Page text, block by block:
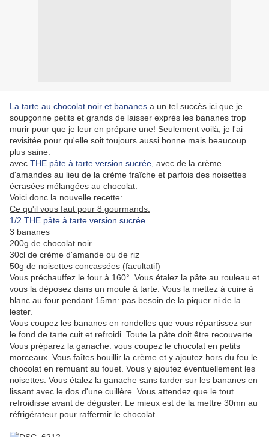
La tarte au chocolat noir et bananes a un tel succès ici que je
soupçonne petits et grands de laisser exprès les bananes trop
murir pour que je leur en prépare une! Seulement voilà, je l'ai
revisitée pour qu'elle soit toujours aussi bonne mais beaucoup
plus saine:
avec THE pâte à tarte version sucrée , avec de la crème
d'amandes au lieu de la crème fraîche et parfois des noisettes
écrasées mélangées au chocolat.
Voici donc la nouvelle recette:
Ce qu'il vous faut pour 8 gourmands:
1/2 THE pâte à tarte version sucrée
3 bananes
200g de chocolat noir
30cl de crème d'amande ou de riz
50g de noisettes concassées (facultatif)
Vous préchauffez le four à 160°. Vous étalez la pâte au rouleau et
vous la déposez dans un moule à tarte. Vous la mettez à cuire à
blanc au four pendant 15mn: pas besoin de la piquer ni de la
lester.
Vous coupez les bananes en rondelles que vous répartissez sur
le fond de tarte cuit et refroidi. Toute la pâte doit être recouverte.
Vous préparez la ganache: vous coupez le chocolat en petits
morceaux. Vous faîtes bouillir la crème et y ajoutez hors du feu le
chocolat en remuant au fouet. Vous y ajoutez éventuellement les
noisettes. Vous étalez la ganache sans tarder sur les bananes en
lissant avec le dos d'une cuillère. Vous attendez que le tout
refroidisse avant de déguster. Le mieux est de la mettre 30mn au
réfrigérateur pour raffermir le chocolat.